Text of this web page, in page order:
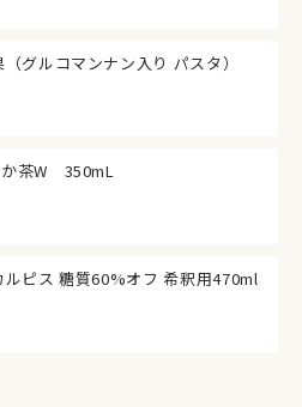
グルコマンナン入り パスタ）
茶W 350mL
ルピス 糖質60%オフ 希釈用470ml